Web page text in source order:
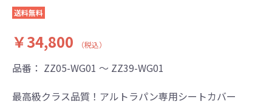
送料無料
￥34,800 （税込）
品番： ZZ05-WG01 ～ ZZ39-WG01
最高級クラス品質！アルトラパン専用シートカバー